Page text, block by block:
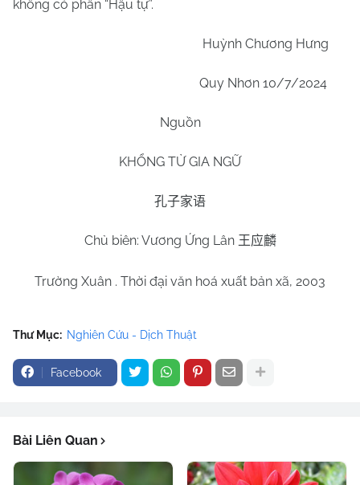
không có phần “Hậu tự”.
Huỳnh Chương Hưng
Quy Nhơn 10/7/2024
Nguồn
KHỔNG TỬ GIA NGỮ
孔子家语
Chủ biên: Vương Ứng Lân 王应麟
Trường Xuân . Thời đại văn hoá xuất bản xã, 2003
Thư Mục: Nghiên Cứu - Dịch Thuật
Facebook
Bài Liên Quan